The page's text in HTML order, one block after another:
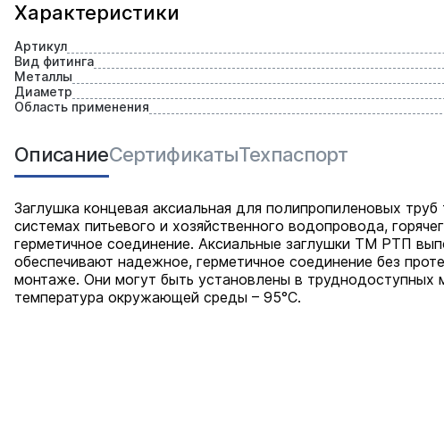
Характеристики
Артикул
Вид фитинга
Металлы
Диаметр
Область применения
ОписаниеСертификатыТехпаспорт
Заглушка концевая аксиальная для полипропиленовых
системах питьевого и хозяйственного водопровода,
герметичное соединение. Аксиальные заглушки ТМ РТП
обеспечивают надежное, герметичное соединение без
монтаже. Они могут быть установлены в труднодоступных
температура окружающей среды – 95°С.